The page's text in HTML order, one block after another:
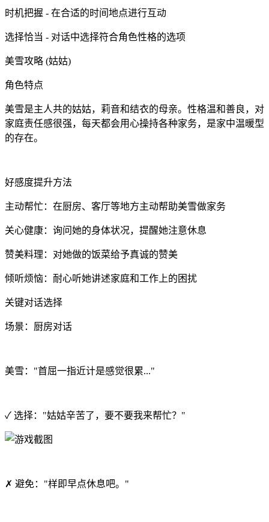
时机把握 - 在合适的时间地点进行互动
选择恰当 - 对话中选择符合角色性格的选项
美雪攻略 (姑姑)
角色特点
美雪是主人共的姑姑，莉音和结衣的母亲。性格温和善良，对
家庭责任感很强，每天都会用心操持各种家务，是家中温暖型
的存在。
好感度提升方法
主动帮忙：在厨房、客厅等地方主动帮助美雪做家务
关心健康：询问她的身体状况，提醒她注意休息
赞美料理：对她做的饭菜给予真诚的赞美
倾听烦恼：耐心听她讲述家庭和工作上的困扰
关键对话选择
场景：厨房对话
美雪："首屈一指近计是感觉很累..."
✓ 选择："姑姑辛苦了，要不要我来帮忙？"
✗ 避免："样即早点休息吧。"